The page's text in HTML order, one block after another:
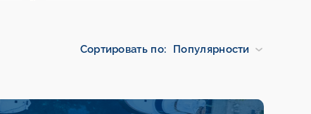
Сортировать по: Популярности